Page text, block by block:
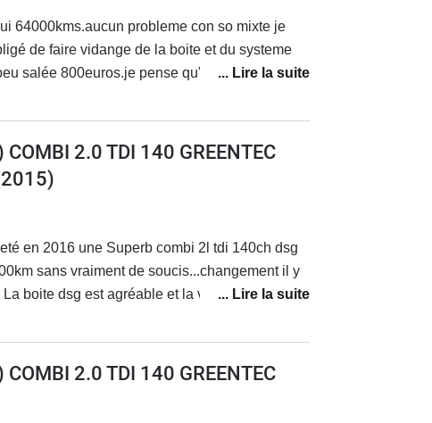
64000kms.aucun probleme con so mixte je
de faire vidange de la boite et du systeme
salée 800euros.je pense qu'il compense le
cinq ans.(800euros)
2.0 TDI 140 GREENTEC
en 2016 une Superb combi 2l tdi 140ch dsg
sans vraiment de soucis...changement il y
boite dsg est agréable et la voiture est bien
est efficace même s'ils sont souvent
2.0 TDI 140 GREENTEC